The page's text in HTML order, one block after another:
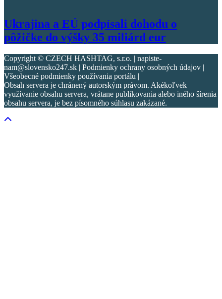
Ukrajina a EÚ podpísali dohodu o
pôžičke do výšky 35 miliárd eur
Copyright © CZECH HASHTAG, s.r.o. | napiste-
nam@slovensko247.sk | Podmienky ochrany osobných údajov |
Všeobecné podmienky používania portálu |
Obsah servera je chránený autorským právom. Akékoľvek
využívanie obsahu servera, vrátane publikovania alebo iného šírenia
obsahu servera, je bez písomného súhlasu zakázané.